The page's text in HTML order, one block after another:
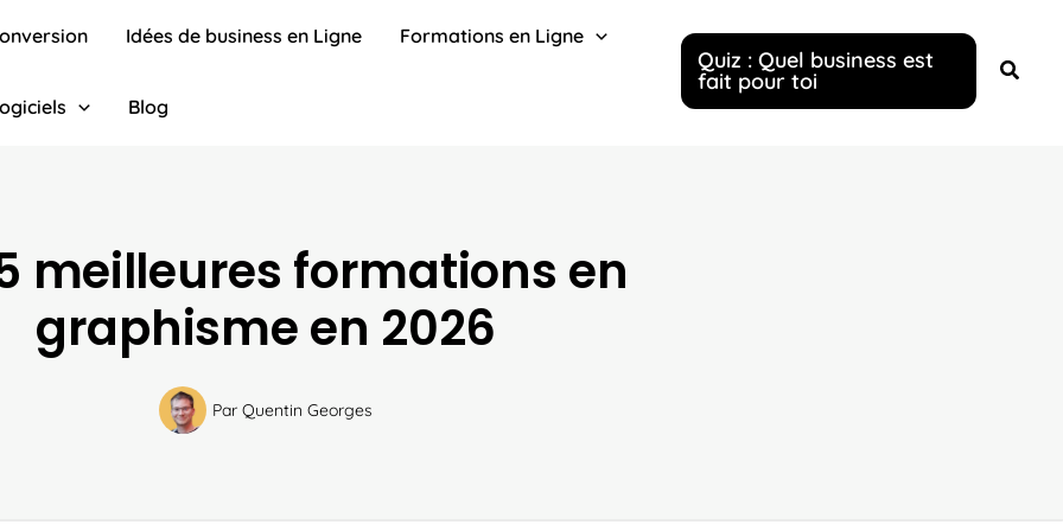
Idées de business en Ligne Formations en Ligne
Blog
Quiz : Quel business est
fait pour toi
meilleures formations en
graphisme en 2026
Par Quentin Georges